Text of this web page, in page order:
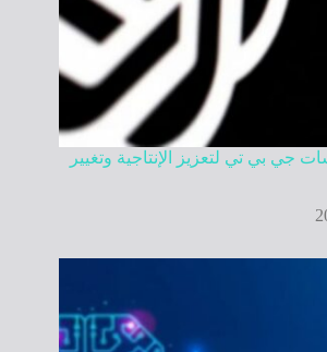
جي بي تي لتعزيز الإنتاجية وتغيير